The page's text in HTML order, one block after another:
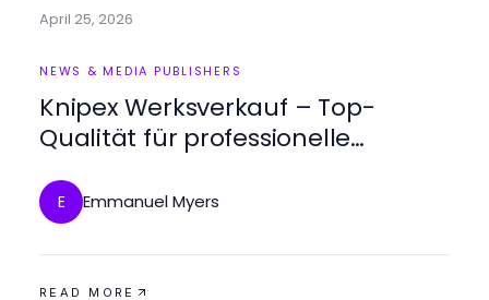
April 25, 2026
NEWS & MEDIA PUBLISHERS
Knipex Werksverkauf – Top-
Qualität für professionelle
E Emmanuel Myers
READ MORE